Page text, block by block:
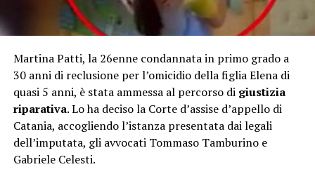
Martina Patti, la 26enne condannata in primo grado a
30 anni di reclusione per l’omicidio della figlia Elena di
quasi 5 anni, è stata ammessa al percorso di giustizia
riparativa. Lo ha deciso la Corte d’assise d’appello di
Catania, accogliendo l’istanza presentata dai legali
dell’imputata, gli avvocati Tommaso Tamburino e
Gabriele Celesti.